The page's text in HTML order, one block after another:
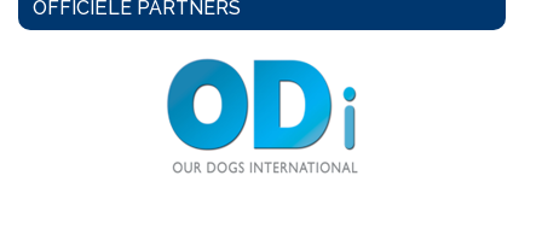
OFFICIËLE PARTNERS